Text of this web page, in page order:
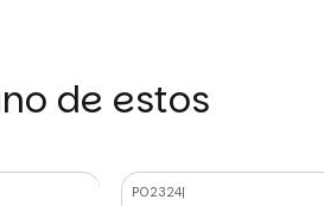
de estos
P02324|